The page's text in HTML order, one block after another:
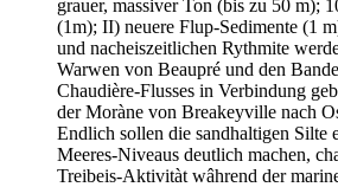
grauer, massiver Ton (bis zu 50 m);
(1m); II) neuere Flup-Sedimente (1
und nacheiszeitlichen Rythmite
Warwen von Beaupré und den
Chaudière-Flusses in Verbindung
der Moràne von Breakeyville nach
Endlich sollen die sandhaltigen Silte
Meeres-Niveaus deutlich machen,
Treibeis-Aktivitàt wâhrend der